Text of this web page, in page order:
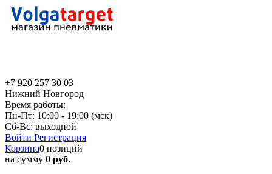
+7 920 257 30 03
Нижний Новгород
Время работы:
Пн-Пт: 10:00 - 19:00 (мск)
Сб-Вс: выходной
Войти Регистрация
Корзина0 позиций
на сумму 0 руб.